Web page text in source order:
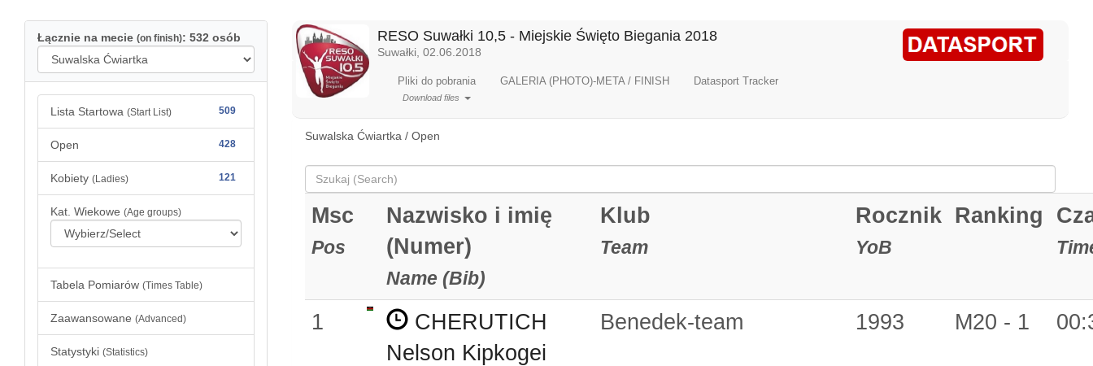
Łącznie na mecie (on finish): 532 osób
Lista Startowa (Start List) 509
Open 428
Kobiety (Ladies) 121
Kat. Wiekowe (Age groups)
Tabela Pomiarów (Times Table)
Zaawansowane (Advanced)
Statystyki (Statistics)
RESO Suwałki 10,5 - Miejskie Święto Biegania 2018
Suwałki, 02.06.2018
Pliki do pobrania
Download files
GALERIA (PHOTO)-META / FINISH Datasport Tracker
Suwalska Ćwiartka / Open
Msc
Pos
Nazwisko i imię
(Numer)
Name (Bib)
Klub
Team
Rocznik
YoB
Ranking
1
CHERUTICH
Nelson Kipkogei
Benedek-team 1993 M20 - 1